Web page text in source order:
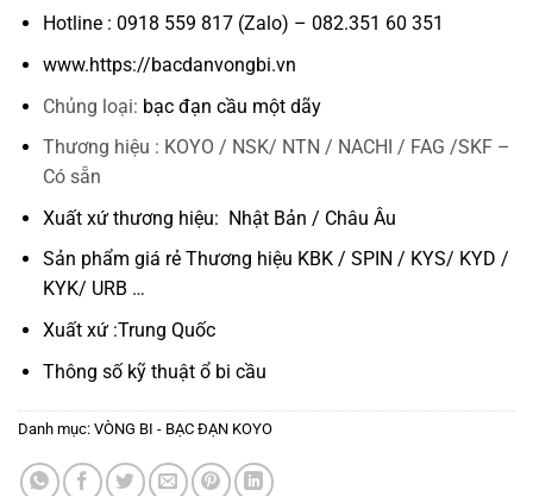
Hotline : 0918 559 817 (Zalo) – 082.351 60 351
www.https://bacdanvongbi.vn
Chủng loại: bạc đạn cầu một dãy
Thương hiệu : KOYO / NSK/ NTN / NACHI / FAG /SKF –
Có sẵn
Xuất xứ thương hiệu: Nhật Bản / Châu Âu
Sản phẩm giá rẻ Thương hiệu KBK / SPIN / KYS/ KYD /
KYK/ URB …
Xuất xứ :Trung Quốc
Thông số kỹ thuậtổ bi cầu
Danh mục: VÒNG BI - BẠC ĐẠN KOYO